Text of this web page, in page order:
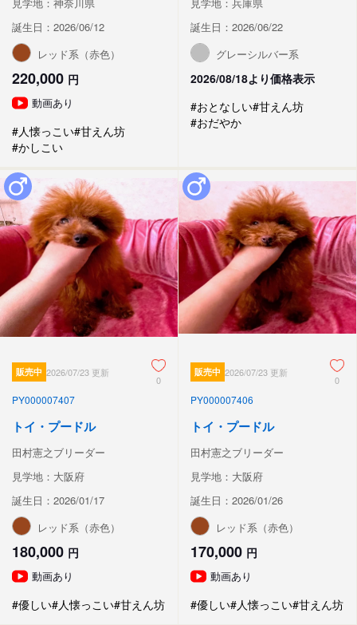
誕生日：2026/06/12
レッド系（赤色）
220,000 円
動画あり
#人懐っこい#甘えん坊
#かしこい
誕生日：2026/06/22
グレーシルバー系
2026/08/18より価格表示
#おとなしい#甘えん坊
#おだやか
販売中 2026/07/23 更新
0
PY000007407
トイ・プードル
田村憲之ブリーダー
見学地：大阪府
誕生日：2026/01/17
レッド系（赤色）
180,000 円
動画あり
#優しい#人懐っこい#甘えん坊
販売中 2026/07/23 更新
0
PY000007406
トイ・プードル
田村憲之ブリーダー
見学地：大阪府
誕生日：2026/01/26
レッド系（赤色）
170,000 円
動画あり
#優しい#人懐っこい#甘えん坊